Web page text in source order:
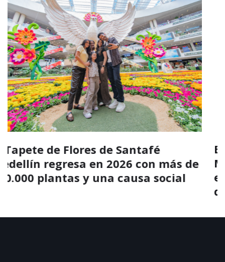
El silletero marioneta gigante de Los
Molinos impulsa el turismo y la
economía cultural durante la Feria